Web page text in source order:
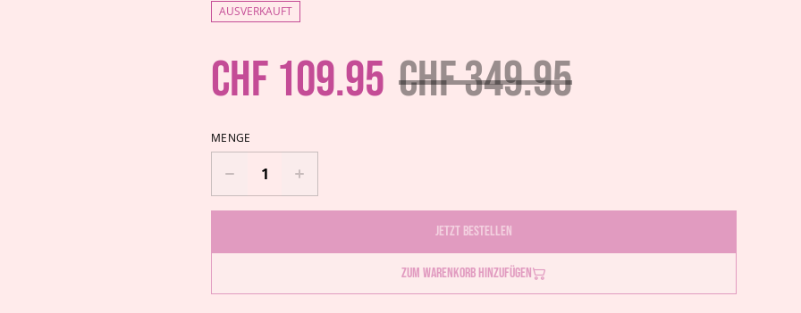
AUSVERKAUFT
CHF 109.95 CHF 349.95
MENGE
Jetzt bestellen
Zum Warenkorb hinzufügen